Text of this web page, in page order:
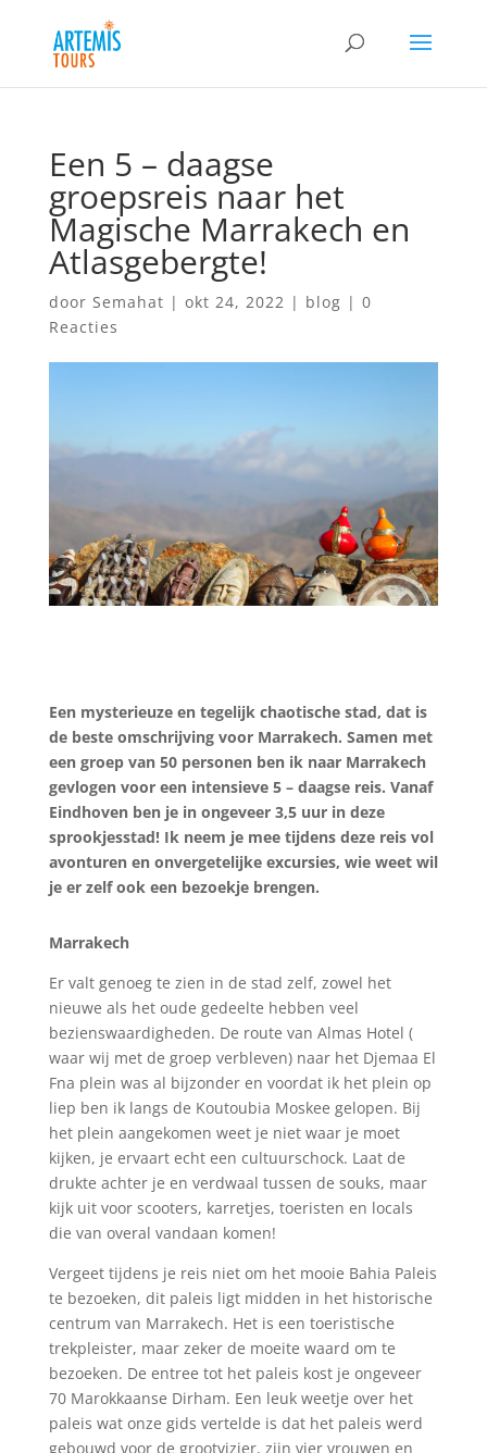
Een 5 – daagse
groepsreis naar het
Magische Marrakech en
Atlasgebergte!
door Semahat | okt 24, 2022 | blog | 0
Reacties
Een mysterieuze en tegelijk chaotische stad, dat is
de beste omschrijving voor Marrakech. Samen met
een groep van 50 personen ben ik naar Marrakech
gevlogen voor een intensieve 5 – daagse reis. Vanaf
Eindhoven ben je in ongeveer 3,5 uur in deze
sprookjesstad! Ik neem je mee tijdens deze reis vol
avonturen en onvergetelijke excursies, wie weet wil
je er zelf ook een bezoekje brengen.
Marrakech
Er valt genoeg te zien in de stad zelf, zowel het
nieuwe als het oude gedeelte hebben veel
bezienswaardigheden. De route van Almas Hotel (
waar wij met de groep verbleven) naar het Djemaa El
Fna plein was al bijzonder en voordat ik het plein op
liep ben ik langs de Koutoubia Moskee gelopen. Bij
het plein aangekomen weet je niet waar je moet
kijken, je ervaart echt een cultuurschock. Laat de
drukte achter je en verdwaal tussen de souks, maar
kijk uit voor scooters, karretjes, toeristen en locals
die van overal vandaan komen!
Vergeet tijdens je reis niet om het mooie Bahia Paleis
te bezoeken, dit paleis ligt midden in het historische
centrum van Marrakech. Het is een toeristische
trekpleister, maar zeker de moeite waard om te
bezoeken. De entree tot het paleis kost je ongeveer
70 Marokkaanse Dirham. Een leuk weetje over het
paleis wat onze gids vertelde is dat het paleis werd
gebouwd voor de grootvizier, zijn vier vrouwen en